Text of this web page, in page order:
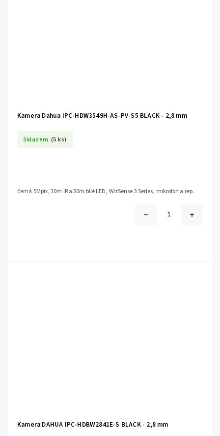
Kamera Dahua IPC-HDW3549H-AS-PV-S5 BLACK - 2,8 mm
Skladem (5 ks)
Kamera DAHUA IPC-HDBW2841E-S BLACK - 2,8 mm